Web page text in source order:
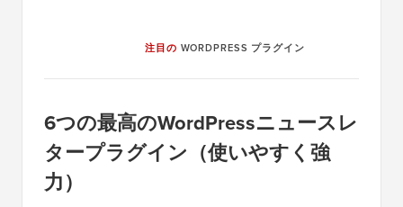
注目の WORDPRESS プラグイン
6つの最高のWordPressニュースレ
タープラグイン（使いやすく強
力）